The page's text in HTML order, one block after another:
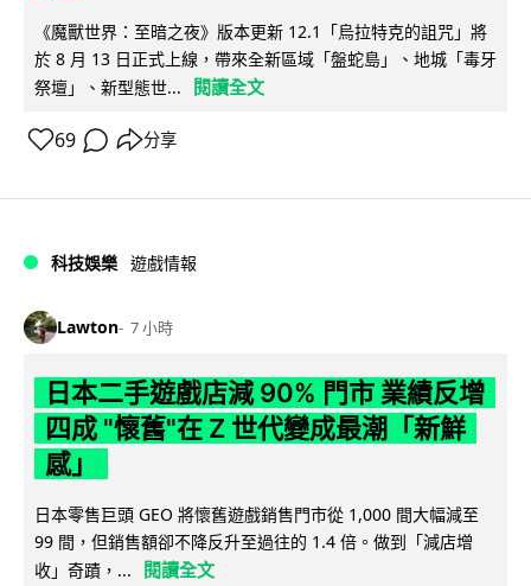
《魔獸世界：至暗之夜》版本更新 12.1「烏拉特克的詛咒」將
於 8 月 13 日正式上線，帶來全新區域「盤蛇島」、地城「毒牙
祭壇」、新型態世...
閱讀全文
69 分享
科技娛樂 遊戲情報
Lawton 7 小時
日本二手遊戲店減 90% 門市 業績反增
四成 "懷舊"在 Z 世代變成最潮「新鮮
感」
日本零售巨頭 GEO 將懷舊遊戲銷售門市從 1,000 間大幅減至
99 間，但銷售額卻不降反升至過往的 1.4 倍。做到「減店增
收」奇蹟，...
閱讀全文